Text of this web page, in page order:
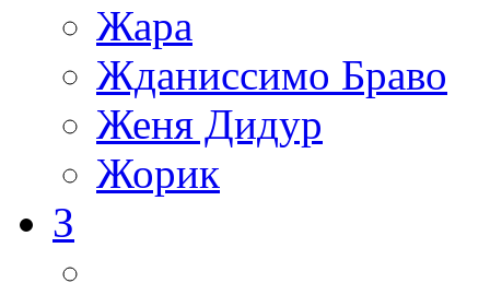
Жара
Жданиссимо Браво
Женя Дидур
Жорик
З